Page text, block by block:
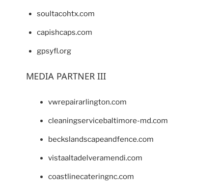
soultacohtx.com
capishcaps.com
gpsyfl.org
MEDIA PARTNER III
vwrepairarlington.com
cleaningservicebaltimore-md.com
beckslandscapeandfence.com
vistaaltadelveramendi.com
coastlinecateringnc.com